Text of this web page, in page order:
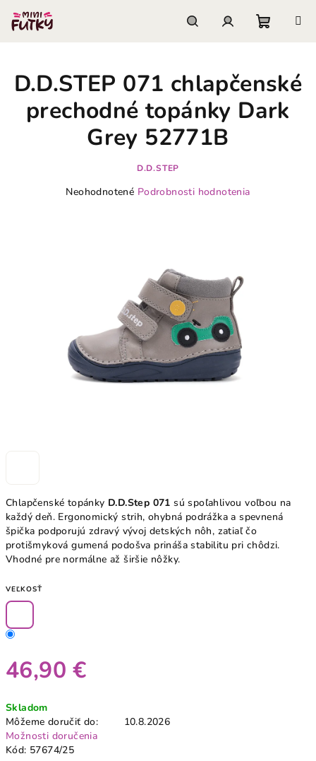
obsah
košík
Chlapčenské topánky D.D.Step 071 sú spoľahlivou voľbou na
každý deň. Ergonomický strih, ohybná podrážka a spevnená
špička podporujú zdravý vývoj detských nôh, zatiaľ čo
protišmyková gumená podošva prináša stabilitu pri chôdzi.
Vhodné pre normálne až širšie nôžky.
VEĽKOSŤ
46,90 €
cena:
Skladom
Môžeme doručiť do:
10.8.2026
Možnosti doručenia
Kód: 57674/25
D.D.STEP 071 chlapčenské
prechodné topánky Dark
Grey 52771B
D.D.STEP
Priemerné
Neohodnotené Podrobnosti hodnotenia